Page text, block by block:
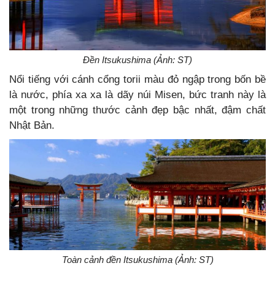
Đền Itsukushima (Ảnh: ST)
Nổi tiếng với cánh cổng torii màu đỏ ngập trong bốn bề
là nước, phía xa xa là dãy núi Misen, bức tranh này là
một trong những thước cảnh đẹp bậc nhất, đậm chất
Nhật Bản.
Toàn cảnh đền Itsukushima (Ảnh: ST)